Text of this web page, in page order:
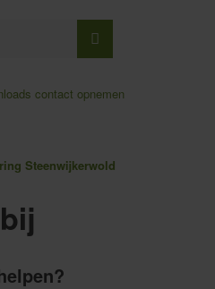
contact opnemen